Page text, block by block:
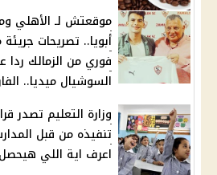
موقعتش لـ الأهلي
أبويا.. تصريحات
فوري من الزمالك
السوشيال ميديا..
وزارة التعليم تصدر
تنفيذه من قبل
اعرف اية اللي